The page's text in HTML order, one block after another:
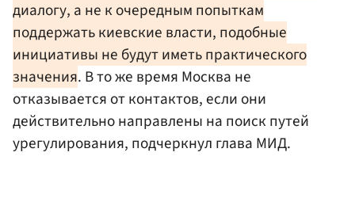
диалогу, а не к очередным попыткам
поддержать киевские власти, подобные
инициативы не будут иметь практического
значения. В то же время Москва не
отказывается от контактов, если они
действительно направлены на поиск путей
урегулирования, подчеркнул глава МИД.